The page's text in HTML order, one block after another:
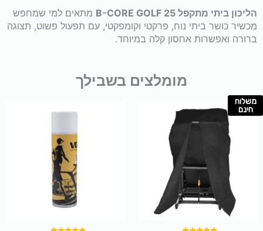
הליכון ביתי מתקפל B-CORE GOLF 25
מתאים למי שמחפש
מכשיר כושר ביתי נוח, פרקטי וקומפקטי, עם תפעול פשוט, תצוגה
ברורה ואפשרות אחסון קלה במיוחד.
מומלצים בשבילך
משלוח
חינם
למוצר
זה
סוגים.
ניתן
לבחור
את
האפשרויות